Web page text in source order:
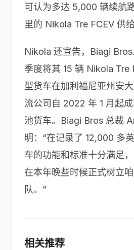
可认为多达 5,000 辆续航
里的 Nikola Tre FCEV 供给
Nikola 还宣告，Biagi
季度将其 15 辆 Nikola Tre
型货车在加利福尼亚州安
流公司自 2022 年 1 月起
池货车。Biagi Bros 总裁
明：“在记录了 12,000 多
车的功能和标准十分满足
在本年晚些时候正式树立
队。”
相关推荐